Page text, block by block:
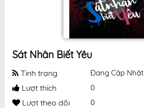
Sát Nhân Biết Yêu
Tình trạng Đang Cập Nhật
Lượt thích 0
Lượt theo dõi 0